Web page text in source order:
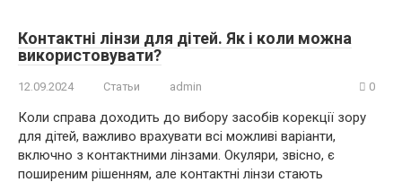
Контактні лінзи для дітей. Як і коли можна
використовувати?
12.09.2024 Статьи admin 0
Коли справа доходить до вибору засобів корекції зору
для дітей, важливо врахувати всі можливі варіанти,
включно з контактними лінзами. Окуляри, звісно, є
поширеним рішенням, але контактні лінзи стають